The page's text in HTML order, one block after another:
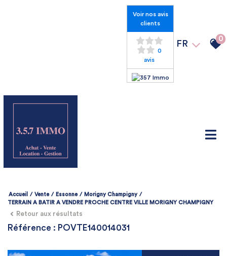
Voir nos avis
clients
0
avis
FR
0
Accueil Vente Essonne
Morigny Champigny
TERRAIN A BATIR A VENDRE PROCHE CENTRE VILLE MORIGNY CHAMPIGNY
Retour aux résultats
Référence : POVTE140014031